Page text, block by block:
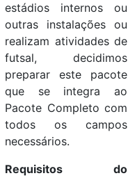
estádios internos ou
outras instalações ou
realizam atividades de
futsal, decidimos
preparar este pacote
que se integra ao
Pacote Completo com
todos os campos
necessários.
Requisitos do